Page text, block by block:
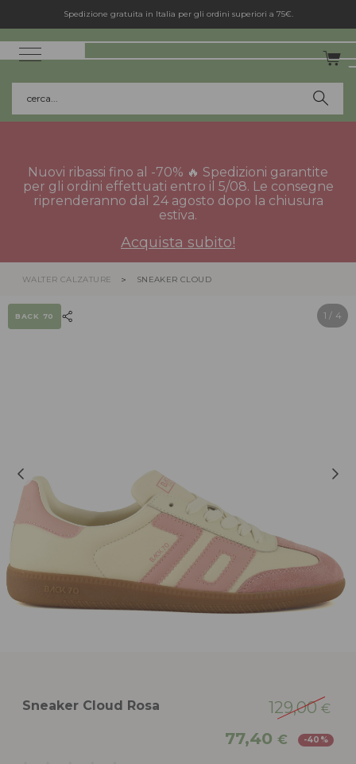
Spedizione gratuita in Italia per gli ordini superiori a 75€.
cerca...
Nuovi ribassi fino al -70% 🔥 Spedizioni garantite
per gli ordini effettuati entro il 5/08. Le consegne
riprenderanno dal 24 agosto dopo la chiusura
estiva.
Acquista subito!
WALTER CALZATURE SNEAKER CLOUD
1 / 4
BACK 70
Sneaker Cloud Rosa 129,00 €
prezzo
77,40 € -40%